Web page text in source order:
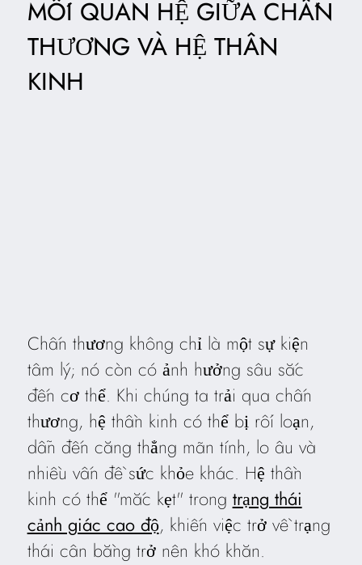
MỐI QUAN HỆ GIỮA CHẤN
THƯƠNG VÀ HỆ THẦN
KINH
Chấn thương không chỉ là một sự kiện
tâm lý; nó còn có ảnh hưởng sâu sắc
đến cơ thể. Khi chúng ta trải qua chấn
thương, hệ thần kinh có thể bị rối loạn,
dẫn đến căng thẳng mãn tính, lo âu và
nhiều vấn đề sức khỏe khác. Hệ thần
kinh có thể "mắc kẹt" trong trạng thái
cảnh giác cao độ, khiến việc trở về trạng
thái cân bằng trở nên khó khăn.